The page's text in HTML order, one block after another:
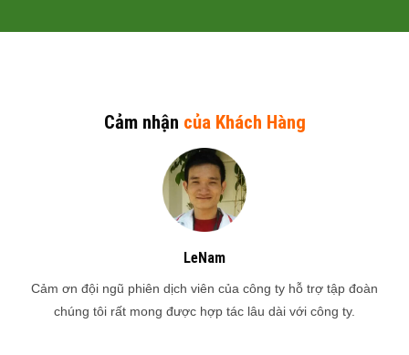
Cảm nhận của Khách Hàng
LeNam
Cảm ơn đội ngũ phiên dịch viên của công ty hỗ trợ tập đoàn
chúng tôi rất mong được hợp tác lâu dài với công ty.